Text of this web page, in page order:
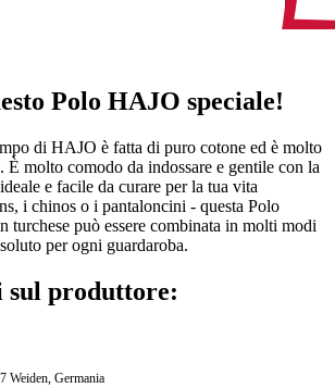
Polo HAJO speciale!
di HAJO è fatta di puro cotone ed è molto
È molto comodo da indossare e gentile con la
e facile da curare per la tua vita
i chinos o i pantaloncini - questa Polo
turchese può essere combinata in molti modi
per ogni guardaroba.
produttore:
Weiden, Germania